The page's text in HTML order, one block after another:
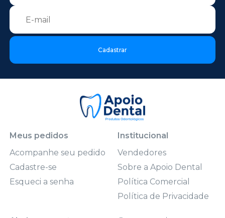
Cadastrar
Meus pedidos
Acompanhe seu pedido
Cadastre-se
Esqueci a senha
Institucional
Vendedores
Sobre a Apoio Dental
Política Comercial
Política de Privacidade